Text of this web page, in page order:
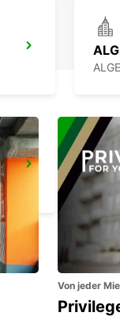
LA
Von jeder